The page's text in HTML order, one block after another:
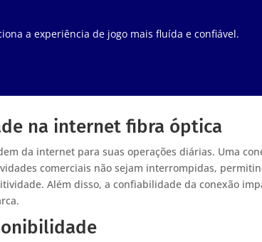
a experiência de jogo mais fluída e confiável.
na internet fibra óptica
da internet para suas operações diárias. Uma
comerciais não sejam interrompidas,
Além disso, a confiabilidade da conexão